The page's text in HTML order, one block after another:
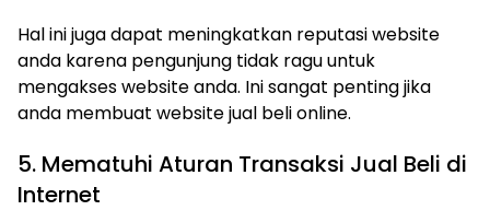
Hal ini juga dapat meningkatkan reputasi website
anda karena pengunjung tidak ragu untuk
mengakses website anda. Ini sangat penting jika
anda membuat website jual beli online.
5. Mematuhi Aturan Transaksi Jual Beli di
Internet